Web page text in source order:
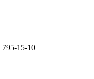
795-15-10